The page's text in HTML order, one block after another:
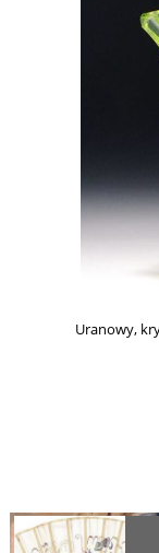
Uranowy,